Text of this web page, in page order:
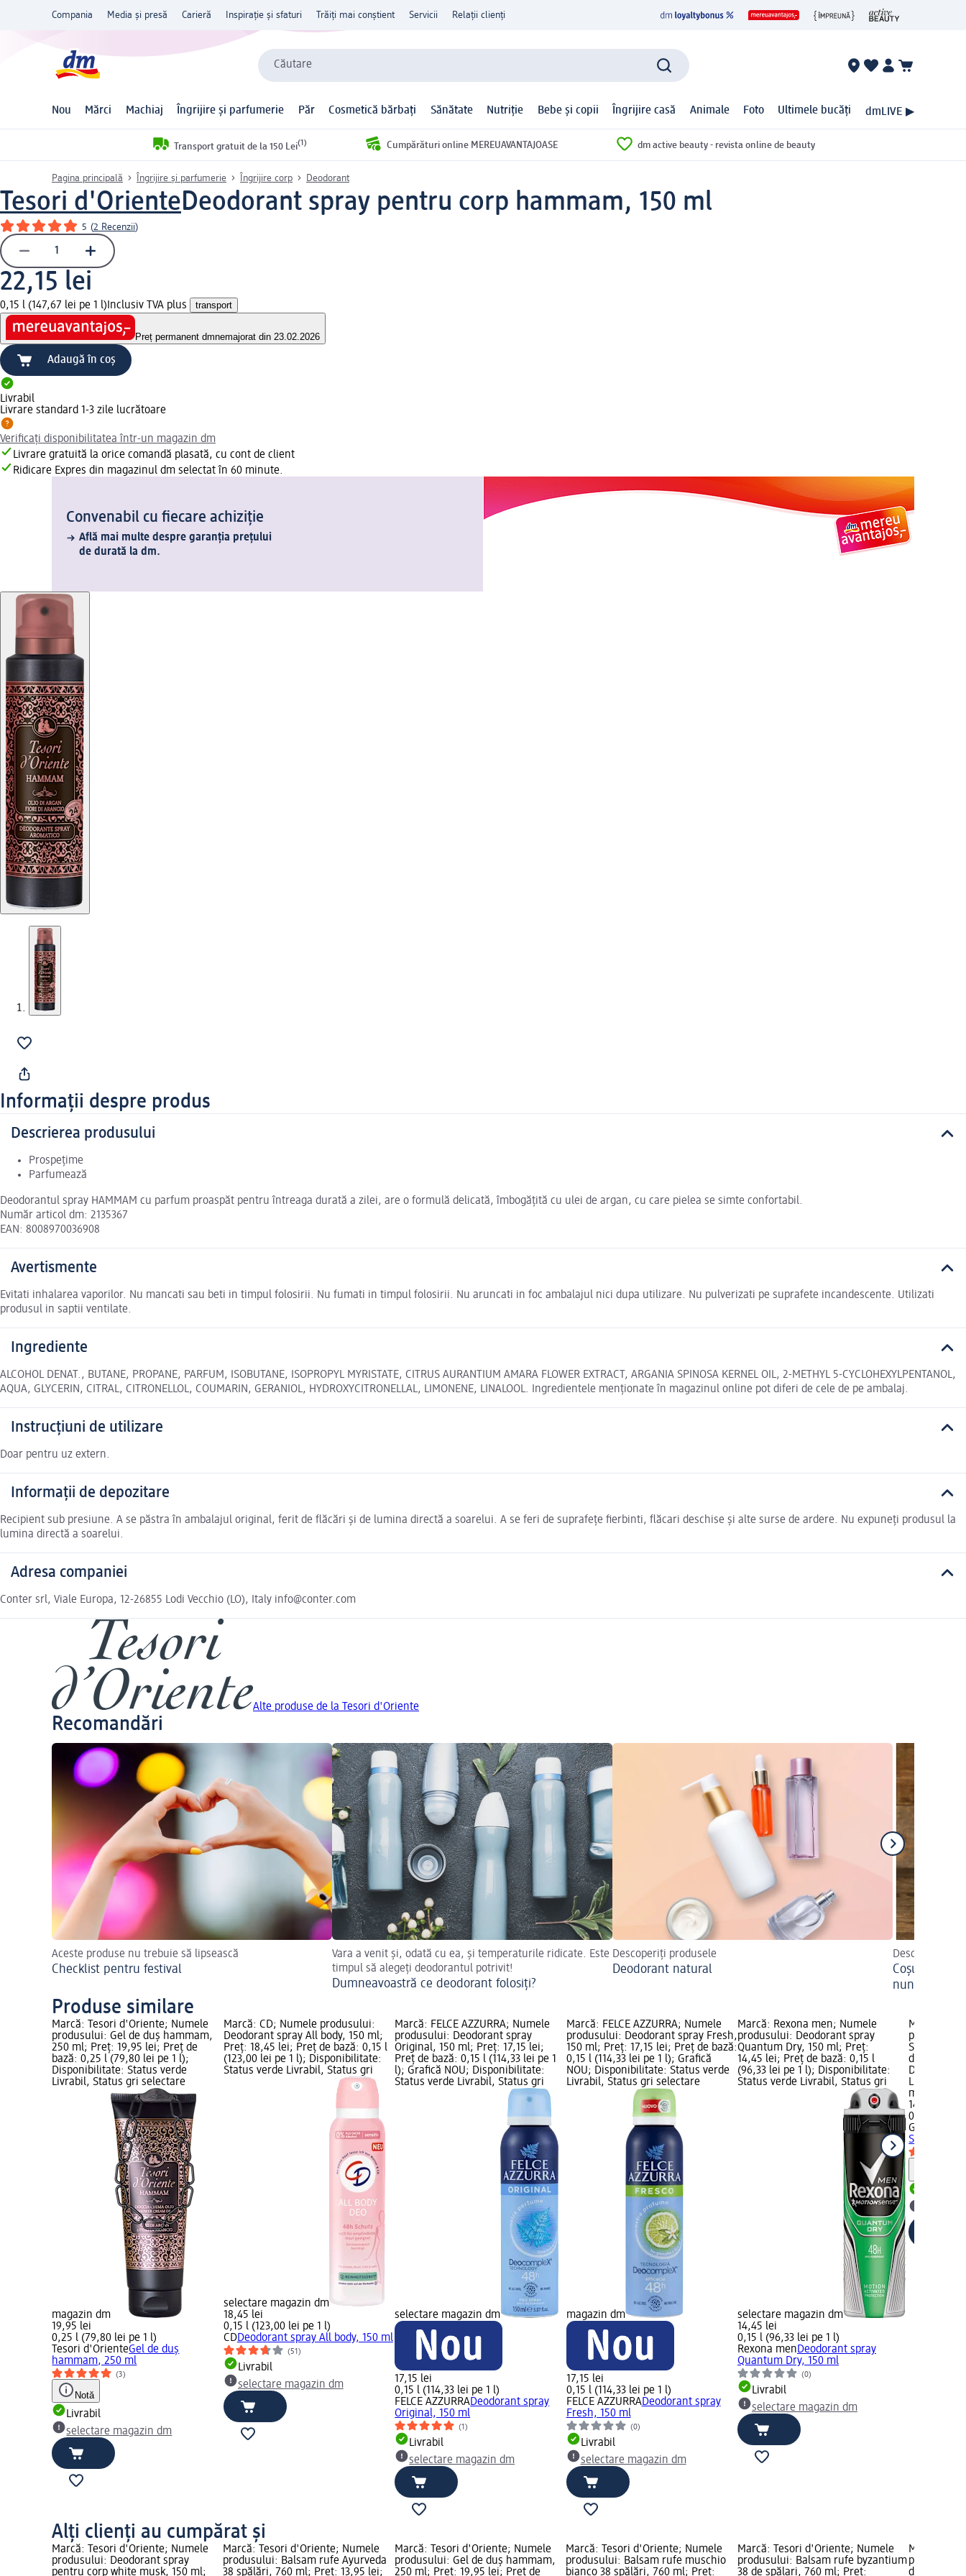
Compania Media și presă Carieră Inspirație și sfaturi Trăiți mai conștient Servicii Relații clienți
Căutare
Nou Mărci Machiaj Îngrijire și parfumerie Păr Cosmetică bărbați Sănătate Nutriție Bebe și copii Îngrijire casă Animale Foto Ultimele bucăți dmLIVE ▶
Transport gratuit de la 150 Lei(1) Cumpărături online MEREUAVANTAJOASE dm active beauty - revista online de beauty
Pagina principală Îngrijire și parfumerie Îngrijire corp Deodorant
Tesori d'OrienteDeodorant spray pentru corp hammam, 150 ml
5 (2 Recenzii)
22,15 lei
0,15 l (147,67 lei pe 1 l) Inclusiv TVA plus transport
Preț permanent dmnemajorat din 23.02.2026
Adaugă în coș
Livrabil
Livrare standard 1-3 zile lucrătoare
Verificați disponibilitatea într-un magazin dm
Livrare gratuită la orice comandă plasată, cu cont de client
Ridicare Expres din magazinul dm selectat în 60 minute.
Convenabil cu fiecare achiziție
Află mai multe despre garanția prețului
de durată la dm.
Informații despre produs
Descrierea produsului
Prospețime
Parfumează
Deodorantul spray HAMMAM cu parfum proaspăt pentru întreaga durată a zilei, are o formulă delicată, îmbogățită cu ulei de argan, cu care pielea se simte confortabil.
Număr articol dm: 2135367
EAN: 8008970036908
Avertismente
Evitati inhalarea vaporilor. Nu mancati sau beti in timpul folosirii. Nu fumati in timpul folosirii. Nu aruncati in foc ambalajul nici dupa utilizare. Nu pulverizati pe suprafete incandescente. Utilizati
produsul in saptii ventilate.
Ingrediente
ALCOHOL DENAT., BUTANE, PROPANE, PARFUM, ISOBUTANE, ISOPROPYL MYRISTATE, CITRUS AURANTIUM AMARA FLOWER EXTRACT, ARGANIA SPINOSA KERNEL OIL, 2-METHYL 5-CYCLOHEXYLPENTANOL,
AQUA, GLYCERIN, CITRAL, CITRONELLOL, COUMARIN, GERANIOL, HYDROXYCITRONELLAL, LIMONENE, LINALOOL. Ingredientele menționate în magazinul online pot diferi de cele de pe ambalaj.
Instrucțiuni de utilizare
Doar pentru uz extern.
Informații de depozitare
Recipient sub presiune. A se păstra în ambalajul original, ferit de flăcări și de lumina directă a soarelui. A se feri de suprafețe fierbinti, flăcari deschise și alte surse de ardere. Nu expuneți produsul la
lumina directă a soarelui.
Adresa companiei
Conter srl, Viale Europa, 12-26855 Lodi Vecchio (LO), Italy info@conter.com
Alte produse de la Tesori d'Oriente
Recomandări
Aceste produse nu trebuie să lipsească
Checklist pentru festival
Vara a venit și, odată cu ea, și temperaturile ridicate. Este
timpul să alegeți deodorantul potrivit!
Dumneavoastră ce deodorant folosiți?
Descoperiți produsele
Deodorant natural
Descoperiți
Coșulețul
nuntă
Produse similare
Marcă: Tesori d'Oriente; Numele
produsului: Gel de duș hammam,
250 ml; Preț: 19,95 lei; Preț de
bază: 0,25 l (79,80 lei pe 1 l);
Disponibilitate: Status verde
Livrabil, Status gri selectare
magazin dm
19,95 lei
0,25 l (79,80 lei pe 1 l)
Tesori d'OrienteGel de duș
hammam, 250 ml
(3)
Notă
Livrabil
selectare magazin dm
Marcă: CD; Numele produsului:
Deodorant spray All body, 150 ml;
Preț: 18,45 lei; Preț de bază: 0,15 l
(123,00 lei pe 1 l); Disponibilitate:
Status verde Livrabil, Status gri
selectare magazin dm
18,45 lei
0,15 l (123,00 lei pe 1 l)
CDDeodorant spray All body, 150 ml
(51)
Livrabil
selectare magazin dm
Marcă: FELCE AZZURRA; Numele
produsului: Deodorant spray
Original, 150 ml; Preț: 17,15 lei;
Preț de bază: 0,15 l (114,33 lei pe 1
l); Grafică NOU; Disponibilitate:
Status verde Livrabil, Status gri
selectare magazin dm
17,15 lei
0,15 l (114,33 lei pe 1 l)
FELCE AZZURRADeodorant spray
Original, 150 ml
(1)
Livrabil
selectare magazin dm
Marcă: FELCE AZZURRA; Numele
produsului: Deodorant spray Fresh,
150 ml; Preț: 17,15 lei; Preț de bază:
0,15 l (114,33 lei pe 1 l); Grafică
NOU; Disponibilitate: Status verde
Livrabil, Status gri selectare
magazin dm
17,15 lei
0,15 l (114,33 lei pe 1 l)
FELCE AZZURRADeodorant spray
Fresh, 150 ml
(0)
Livrabil
selectare magazin dm
Marcă: Rexona men; Numele
produsului: Deodorant spray
Quantum Dry, 150 ml; Preț:
14,45 lei; Preț de bază: 0,15 l
(96,33 lei pe 1 l); Disponibilitate:
Status verde Livrabil, Status gri
selectare magazin dm
14,45 lei
0,15 l (96,33 lei pe 1 l)
Rexona menDeodorant spray
Quantum Dry, 150 ml
(0)
Livrabil
selectare magazin dm
Marcă:
produsului:
Sensitive,
de bază:
Livrabil,
magazin
14,95 lei
0,15 l
GEROVITAL
Sensitive,
Alți clienți au cumpărat și
Marcă: Tesori d'Oriente; Numele
produsului: Deodorant spray
pentru corp white musk, 150 ml;
Marcă: Tesori d'Oriente; Numele
produsului: Balsam rufe Ayurveda
38 spălări, 760 ml; Preț: 13,95 lei;
Marcă: Tesori d'Oriente; Numele
produsului: Gel de duș hammam,
250 ml; Preț: 19,95 lei; Preț de
Marcă: Tesori d'Oriente; Numele
produsului: Balsam rufe muschio
bianco 38 spălări, 760 ml; Preț:
Marcă: Tesori d'Oriente; Numele
produsului: Balsam rufe byzantium
38 de spălari, 760 ml; Preț:
Marcă:
produsului:
dream,